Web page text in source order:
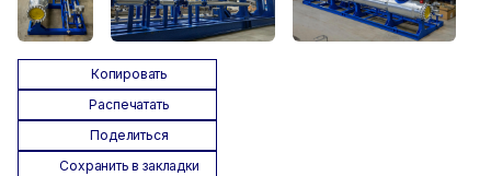
Копировать
Распечатать
Поделиться
Сохранить в закладки